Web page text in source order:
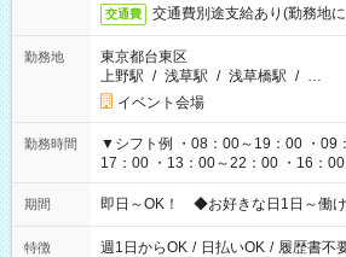
交通費 交通費別途支給あり(勤務地
勤務地
東京都台東区
上野駅 / 浅草駅 / 浅草橋駅 / …
イベント会場
勤務時間
▼シフト例 ・08：00～19：00 ・09
17：00 ・13：00～22：00 ・16：00～21：00
仕事により勤務時間が異なります
期間 即日～OK！ ◆お好きな日1日～働
特徴 週1日からOK / 日払いOK / 履歴書不